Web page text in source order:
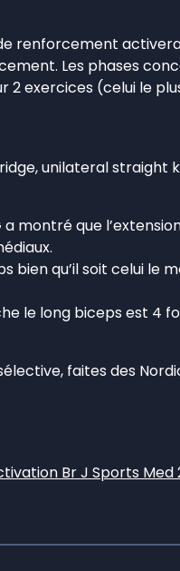
renforcement
Les phases
2 exercices (celui le
unilateral straight
a montré que
bien qu’il soit celui
le long biceps est 4
faites des
Br J Sports Med